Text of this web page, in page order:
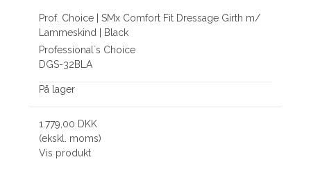
Prof. Choice | SMx Comfort Fit Dressage Girth m/
Lammeskind | Black
Professional´s Choice
DGS-32BLA
På lager
1.779,00 DKK
(ekskl. moms)
Vis produkt